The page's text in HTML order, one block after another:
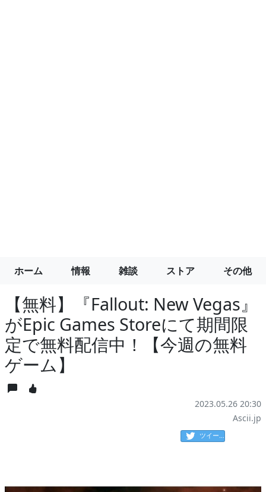
ホーム 情報 雑談 ストア その他
【無料】『Fallout: New Vegas』
がEpic Games Storeにて期間限
定で無料配信中！【今週の無料
ゲーム】
2023.05.26 20:30
Ascii.jp
ツイート